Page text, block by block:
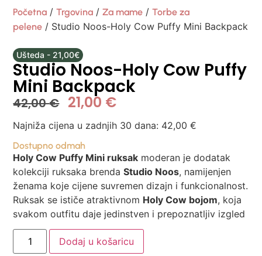
Početna /Trgovina /Za mame /Torbe za
pelene / Studio Noos-Holy Cow Puffy Mini Backpack
Ušteda - 21,00€
Studio Noos-Holy Cow Puffy
Mini Backpack
42,00€ 21,00 €
Najniža cijena u zadnjih 30 dana: 42,00€
Dostupno odmah
Holy Cow Puffy Mini ruksak moderan je dodatak
kolekciji ruksaka brendaStudio Noos, namijenjen
ženama koje cijene suvremen dizajn i funkcionalnost.
Ruksak se ističe atraktivnom Holy Cow bojom, koja
svakom outfitu daje jedinstven i prepoznatljiv izgled
Dodaj u košaricu